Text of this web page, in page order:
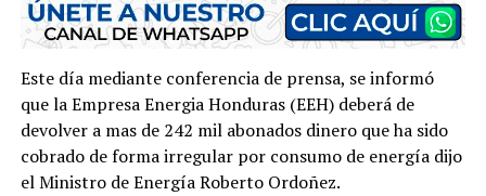
Este día mediante conferencia de prensa, se informó
que la Empresa Energia Honduras (EEH) deberá de
devolver a mas de 242 mil abonados dinero que ha sido
cobrado de forma irregular por consumo de energía dijo
el Ministro de Energía Roberto Ordoñez.